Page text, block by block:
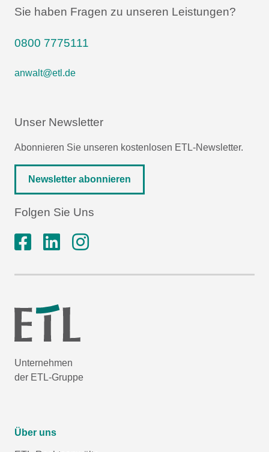
Sie haben Fragen zu unseren Leistungen?
0800 7775111
anwalt@etl.de
Unser Newsletter
Abonnieren Sie unseren kostenlosen ETL-Newsletter.
Newsletter abonnieren
Folgen Sie Uns
Unternehmen
der ETL-Gruppe
Über uns